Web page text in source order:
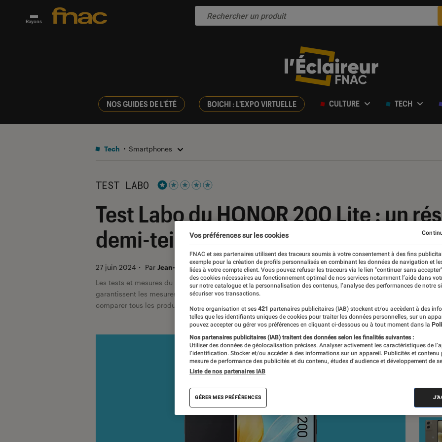
Rayons
NOS GUIDES DE L'ÉTÉ BOICHI : L'EXPO VIRTUELLE CULTURE TECH
Tech Smartphones
TEST LABO
Test Labo du HONOR 200 Lite : un
demi-teinte
27 juin 2024 ・ Par Jean-Charles Frelier, La rédaction
Les tests et mesures du Labo Fnac sont réalisés en toute indépendance du commerce ou des fabricants
garantissent les mesures grâce à leur expertise, et aux équipements de mesures les plus précis. Pour en
comparer tous les produits, visitez notre
comparateur
VOIR
Vos préférences sur les cookies
FNAC et ses partenaires utilisent des traceurs soumis à votre consentement à des fins
exemple pour la création de profils personnalisés en combinant les données de navigation et
liées à votre compte client. Vous pouvez refuser les traceurs via le lien "continuer sans
des cookies nécessaires au fonctionnement optimal de nos services notamment l’aide dans
sur notre catalogue et la personnalisation des contenus, l’analyse des performances de notre
sécuriser vos transactions.
Notre organisation et ses 421 partenaires publicitaires (IAB) stockent et/ou accèdent à des
telles que les identifiants uniques de cookies pour traiter les données personnelles, sur un
pouvez accepter ou gérer vos préférences en cliquant ci-dessous ou à tout moment dans la
Nos partenaires publicitaires (IAB) traitent des données selon les finalités suivantes :
Utiliser des données de géolocalisation précises. Analyser activement les caractéristiques de
l’identification. Stocker et/ou accéder à des informations sur un appareil. Publicités et contenu
mesure de performance des publicités et du contenu, études d’audience et développement de
Liste de nos partenaires IAB
GÉRER MES PRÉFÉRENCES